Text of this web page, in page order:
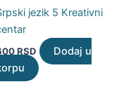
jezik 5 Kreativni
RSD
Dodaj u